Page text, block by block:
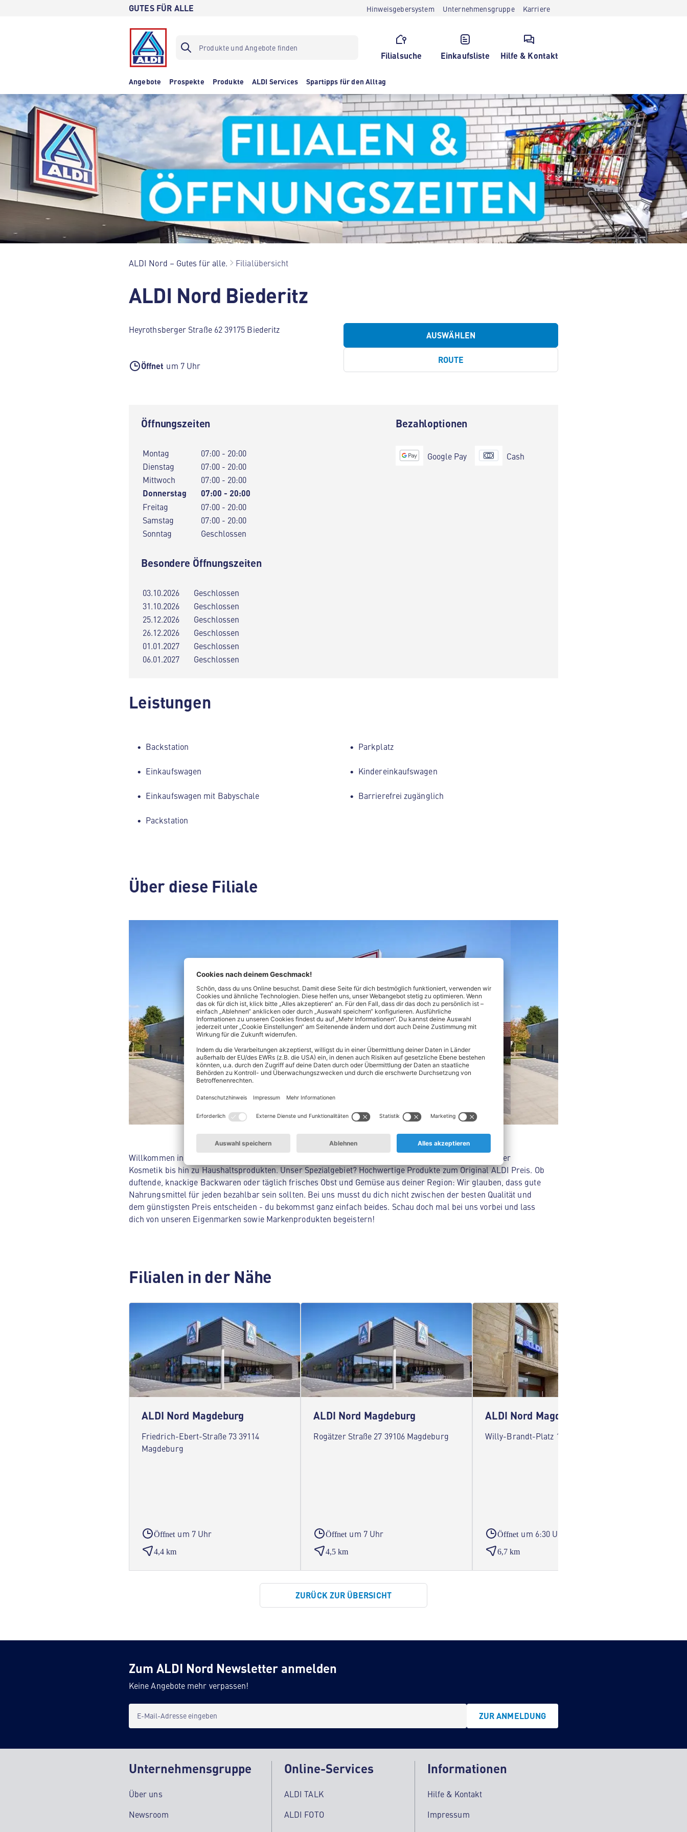
GUTES FÜR ALLE Hinweisgebersystem Unternehmensgruppe Karriere
Filialsuche Einkaufsliste Hilfe & Kontakt
Angebote Prospekte Produkte ALDI Services Spartipps für den Alltag
ALDI Nord – Gutes für alle. Filialübersicht
ALDI Nord Biederitz
Heyrothsberger Straße 62 39175 Biederitz
Öffnet um 7 Uhr
AUSWÄHLEN
ROUTE
Öffnungszeiten
Montag
07:00 - 20:00
Dienstag
07:00 - 20:00
Mittwoch
07:00 - 20:00
Donnerstag 07:00 - 20:00
Freitag
07:00 - 20:00
Samstag
07:00 - 20:00
Sonntag
Geschlossen
Besondere Öffnungszeiten
03.10.2026
Geschlossen
31.10.2026
Geschlossen
25.12.2026
Geschlossen
26.12.2026
Geschlossen
01.01.2027
Geschlossen
06.01.2027
Geschlossen
Bezahloptionen
Google Pay Cash
Leistungen
Backstation Parkplatz
Einkaufswagen Kindereinkaufswagen
Einkaufswagen mit Babyschale Barrierefrei zugänglich
Packstation
Über diese Filiale
Willkommen in deinem ALDI Nord! Hier findest du alles, was dein Herz begehrt - von Lebensmitteln über
Kosmetik bis hin zu Haushaltsprodukten. Unser Spezialgebiet? Hochwertige Produkte zum Original ALDI Preis. Ob
duftende, knackige Backwaren oder täglich frisches Obst und Gemüse aus deiner Region: Wir glauben, dass gute
Nahrungsmittel für jeden bezahlbar sein sollten. Bei uns musst du dich nicht zwischen der besten Qualität und
dem günstigsten Preis entscheiden - du bekommst ganz einfach beides. Schau doch mal bei uns vorbei und lass
dich von unseren Eigenmarken sowie Markenprodukten begeistern!
Filialen in der Nähe
ALDI Nord Magdeburg
Friedrich-Ebert-Straße 73 39114
Magdeburg
Öffnet um 7 Uhr
4,4 km
ALDI Nord Magdeburg
Rogätzer Straße 27 39106 Magdeburg
Öffnet um 7 Uhr
4,5 km
ALDI Nord Magdeburg
Willy-Brandt-Platz 1 39104 Magdeburg
Öffnet um 6:30 Uhr
6,7 km
ZURÜCK ZUR ÜBERSICHT
Zum ALDI Nord Newsletter anmelden
Keine Angebote mehr verpassen!
E-Mail-Adresse eingeben ZUR ANMELDUNG
Unternehmensgruppe
Über uns
Newsroom
Online-Services
ALDI TALK
ALDI FOTO
Informationen
Hilfe & Kontakt
Impressum